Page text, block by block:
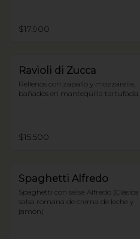
$17.900
Ravioli di Zucca
Rellenos con zapallo y mozzarella,
bañados en mantequilla tartufada.
$15.500
Spaghetti Alfredo
Spaghetti con salsa Alfredo (Clásica
salsa romana de crema de leche y
jamón)